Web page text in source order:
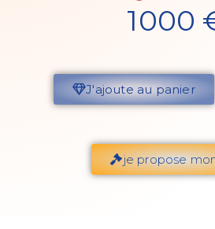
1000
J'ajoute au panier
je propose